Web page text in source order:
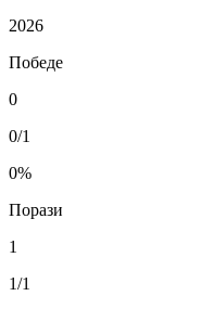
2026
Победе
0
0/1
0%
Порази
1
1/1